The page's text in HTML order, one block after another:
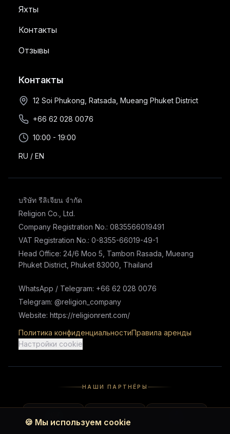
Яхты
Контакты
Отзывы
Контакты
12 Soi Phukong, Ratsada, Mueang Phuket District
+66 62 028 0076
10:00 - 19:00
RU / EN
บริษัท รีลิเจียน จำกัด
Religion Co., Ltd.
Company Registration No.: 0835566019491
VAT Registration No.: 0-8355-66019-49-1
Head Office: 24/6 Moo 5, Tambon Rasada, Mueang
Phuket District, Phuket 83000, Thailand
WhatsApp / Telegram: +66 62 028 0076
Telegram: @religion_company
Website: https://religionrent.com/
Политика конфиденциальностиПравила аренды
Настройки cookie
НАШИ ПАРТНЁРЫ
🍪 Мы используем cookie